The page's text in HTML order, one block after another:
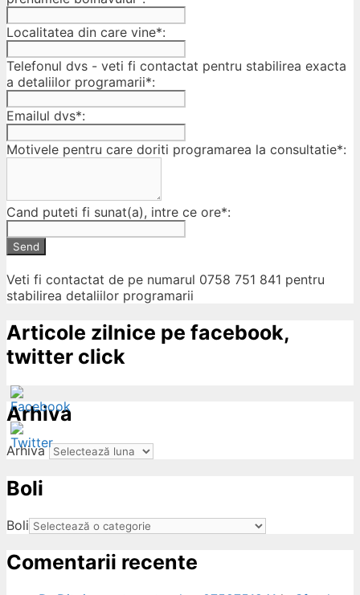
Localitatea din care vine*:
Telefonul dvs - veti fi contactat pentru stabilirea exacta
a detaliilor programarii*:
Emailul dvs*:
Motivele pentru care doriti programarea la consultatie*:
Cand puteti fi sunat(a), intre ce ore*:
Send
Veti fi contactat de pe numarul 0758 751 841 pentru
stabilirea detaliilor programarii
Articole zilnice pe facebook,
twitter click
Arhiva
Arhiva
Boli
Boli
Comentarii recente